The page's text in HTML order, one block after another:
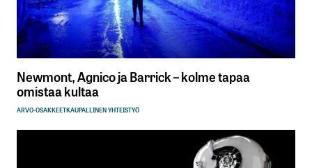
Newmont, Agnico ja Barrick – kolme tapaa
omistaa kultaa
ARVO-OSAKKEETKAUPALLINEN YHTEISTYÖ